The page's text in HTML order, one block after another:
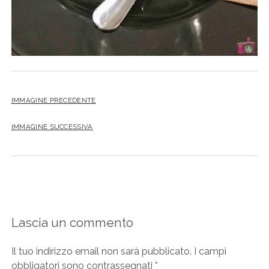
IMMAGINE PRECEDENTE
IMMAGINE SUCCESSIVA
Lascia un commento
Il tuo indirizzo email non sarà pubblicato.
I campi
obbligatori sono contrassegnati *